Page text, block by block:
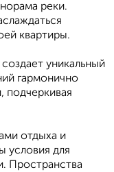
реки.
квартиры.
уникальный
гармонично
подчеркивая
отдыха и
условия для
Пространства